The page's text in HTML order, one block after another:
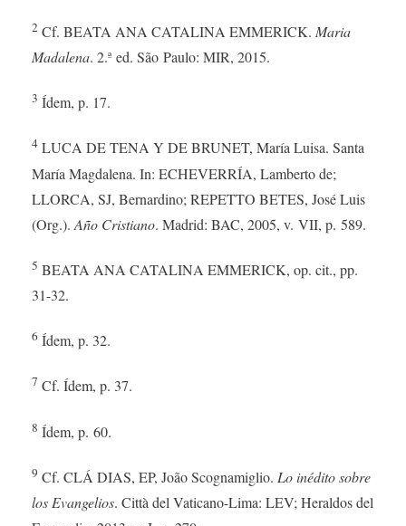
2Cf. BEATA ANA CATALINA EMMERICK. Maria
Madalena. 2.ª ed. São Paulo: MIR, 2015.
3 Ídem, p. 17.
4LUCA DE TENA Y DE BRUNET, María Luisa. Santa
María Magdalena. In: ECHEVERRÍA, Lamberto de;
LLORCA, SJ, Bernardino; REPETTO BETES, José Luis
(Org.). Año Cristiano. Madrid: BAC, 2005, v. VII, p. 589.
5 BEATA ANA CATALINA EMMERICK, op. cit., pp.
31-32.
6Ídem, p. 32.
7 Cf. Ídem, p. 37.
8 Ídem, p. 60.
9 Cf. CLÁ DIAS, EP, João Scognamiglio. Lo inédito sobre
los Evangelios. Città del Vaticano-Lima: LEV; Heraldos del